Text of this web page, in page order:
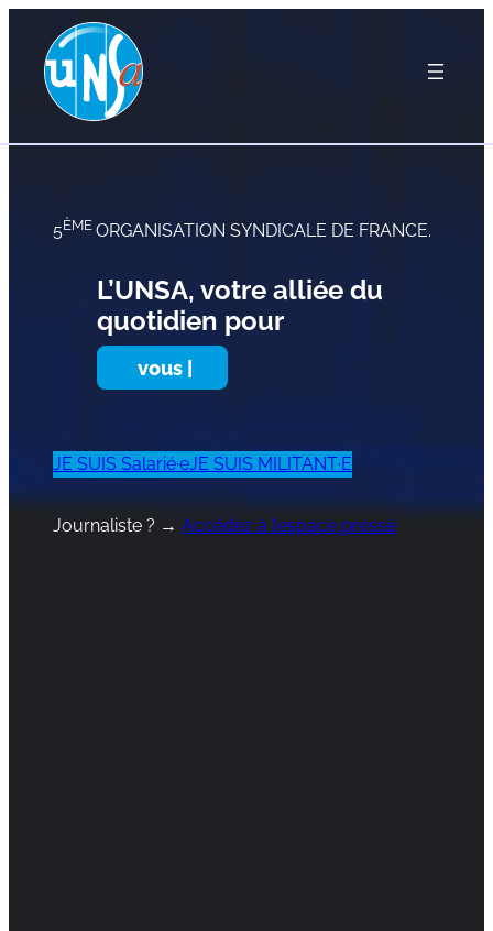
5ÈMEORGANISATION SYNDICALE DE FRANCE.
L’UNSA, votre alliée du
quotidien pour
vous |
JE SUIS Salarié·eJE SUIS MILITANT·E
Journaliste ? → Accédez à l’espace presse